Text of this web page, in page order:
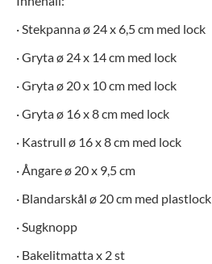
· Stekpanna ø 24 x 6,5 cm med lock
· Gryta ø 24 x 14 cm med lock
· Gryta ø 20 x 10 cm med lock
· Gryta ø 16 x 8 cm med lock
· Kastrull ø 16 x 8 cm med lock
· Ångare ø 20 x 9,5 cm
· Blandarskål ø 20 cm med plastlock
· Sugknopp
· Bakelitmatta x 2 st